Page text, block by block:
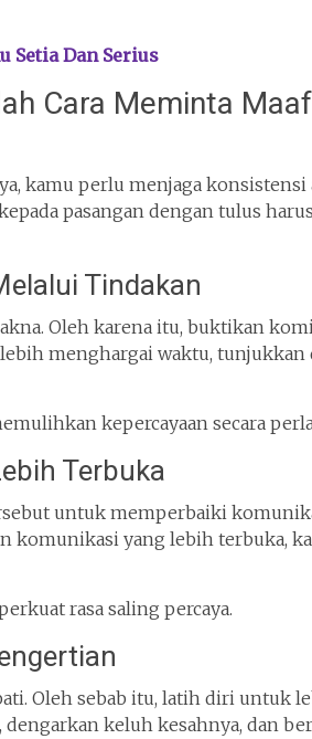
Setia Dan Serius
Cara Meminta
kamu perlu menjaga
pasangan dengan tulus
Tindakan
Oleh karena itu, buktikan
menghargai waktu, tunjukkan
kepercayaan secara
Terbuka
untuk memperbaiki
komunikasi yang lebih terbuka,
rasa saling percaya.
Oleh sebab itu, latih diri untuk
dengarkan keluh kesahnya, dan